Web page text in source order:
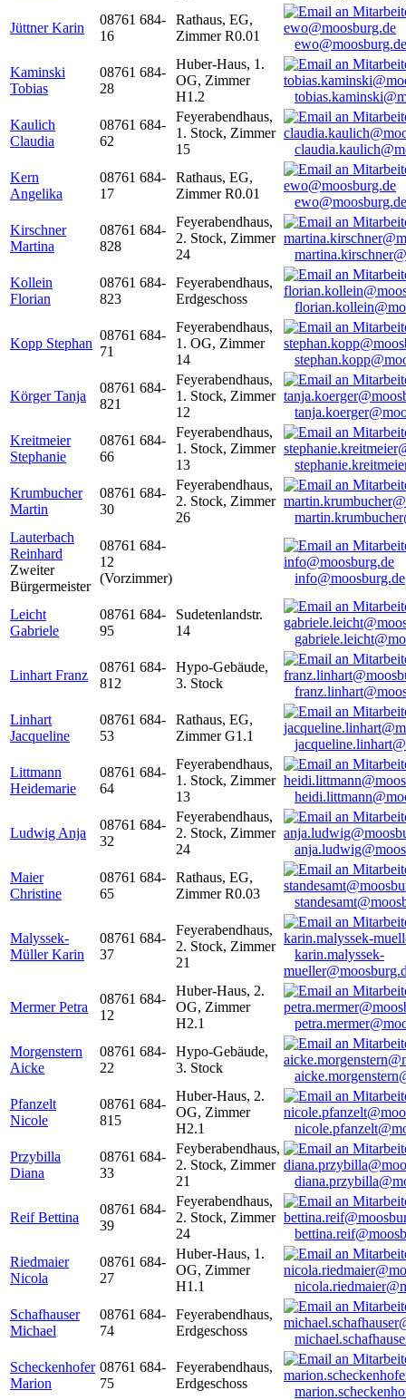
Jüttner Karin
08761 684-
16
Rathaus, EG,
Zimmer R0.01
ewo@moosburg.de
Kaminski
Tobias
08761 684-
28
Huber-Haus, 1.
OG, Zimmer
H1.2
Kaulich
Claudia
08761 684-
62
Feyerabendhaus,
1. Stock, Zimmer
15
Kern
Angelika
08761 684-
17
Rathaus, EG,
Zimmer R0.01
ewo@moosburg.de
Kirschner
Martina
08761 684-
828
Feyerabendhaus,
2. Stock, Zimmer
24
Kollein
Florian
08761 684-
823
Feyerabendhaus,
Erdgeschoss
Kopp Stephan
08761 684-
71
Feyerabendhaus,
1. OG, Zimmer
14
Körger Tanja
08761 684-
821
Feyerabendhaus,
1. Stock, Zimmer
12
Kreitmeier
Stephanie
08761 684-
66
Feyerabendhaus,
1. Stock, Zimmer
13
Krumbucher
Martin
08761 684-
30
Feyerabendhaus,
2. Stock, Zimmer
26
Lauterbach
Reinhard
Zweiter
Bürgermeister
08761 684-
12
(Vorzimmer)
info@moosburg.de
Leicht
Gabriele
08761 684-
95
Sudetenlandstr.
14
Linhart Franz
08761 684-
812
Hypo-Gebäude,
3. Stock
Linhart
Jacqueline
08761 684-
53
Rathaus, EG,
Zimmer G1.1
Littmann
Heidemarie
08761 684-
64
Feyerabendhaus,
1. Stock, Zimmer
13
Ludwig Anja
08761 684-
32
Feyerabendhaus,
2. Stock, Zimmer
24
Maier
Christine
08761 684-
65
Rathaus, EG,
Zimmer R0.03
Malyssek-
Müller Karin
08761 684-
37
Feyerabendhaus,
2. Stock, Zimmer
21
karin.malyssek-
Mermer Petra
08761 684-
12
Huber-Haus, 2.
OG, Zimmer
H2.1
Morgenstern
Aicke
08761 684-
22
Hypo-Gebäude,
3. Stock
Pfanzelt
Nicole
08761 684-
815
Huber-Haus, 2.
OG, Zimmer
H2.1
Przybilla
Diana
08761 684-
33
Feyberabendhaus,
2. Stock, Zimmer
21
Reif Bettina
08761 684-
39
Feyerabendhaus,
2. Stock, Zimmer
24
Riedmaier
Nicola
08761 684-
27
Huber-Haus, 1.
OG, Zimmer
H1.1
Schafhauser
Michael
08761 684-
74
Feyerabendhaus,
Erdgeschoss
Scheckenhofer
Marion
08761 684-
75
Feyerabendhaus,
Erdgeschoss